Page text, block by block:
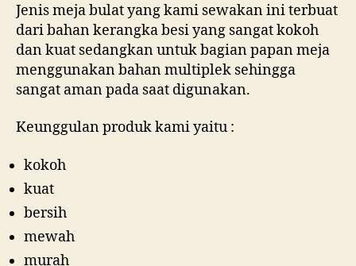
Jenis meja bulat yang kami sewakan ini terbuat
dari bahan kerangka besi yang sangat kokoh
dan kuat sedangkan untuk bagian papan meja
menggunakan bahan multiplek sehingga
sangat aman pada saat digunakan.
Keunggulan produk kami yaitu :
kokoh
kuat
bersih
mewah
murah